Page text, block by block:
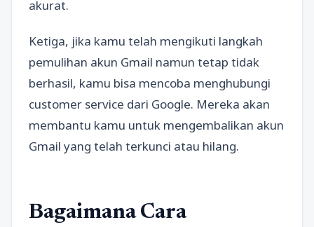
akurat.
Ketiga, jika kamu telah mengikuti langkah
pemulihan akun Gmail namun tetap tidak
berhasil, kamu bisa mencoba menghubungi
customer service dari Google. Mereka akan
membantu kamu untuk mengembalikan akun
Gmail yang telah terkunci atau hilang.
Bagaimana Cara